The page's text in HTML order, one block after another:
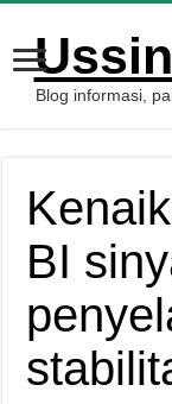
Blog informasi,
BI